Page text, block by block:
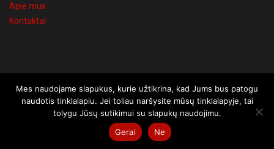
Užsakymams iki 150€, taikomas 4€ siuntimo mokestis. Kaune,
Vilniuje ir Šiauliuose užsakius bent už 20€, pristatysime nemokamai
Atšaukti
Apie mus
Kontaktai
Visos teisės saugomos © 2026 UAB Visi atsakymai
Mes naudojame slapukus, kurie užtikrina, kad Jums bus patogu
naudotis tinklalapiu. Jei toliau naršysite mūsų tinklalapyje, tai
tolygu Jūsų sutikimui su slapukų naudojimu.
Gerai
Ne